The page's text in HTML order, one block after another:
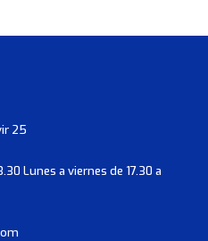
25
Lunes a viernes de 17.30 a